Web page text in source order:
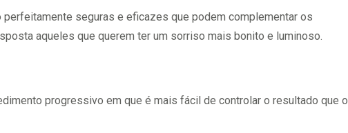
seguras e eficazes que podem complementar os
aqueles que querem ter um sorriso mais bonito e luminoso.
progressivo em que é mais fácil de controlar o resultado que o